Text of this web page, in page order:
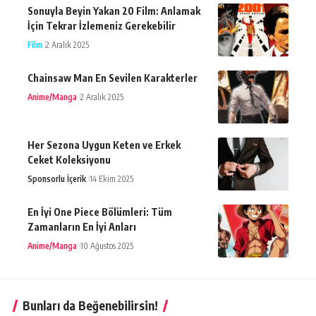
Sonuyla Beyin Yakan 20 Film: Anlamak
İçin Tekrar İzlemeniz Gerekebilir
Film 2 Aralık 2025
Chainsaw Man En Sevilen Karakterler
Anime/Manga 2 Aralık 2025
Her Sezona Uygun Keten ve Erkek
Ceket Koleksiyonu
Sponsorlu İçerik 14 Ekim 2025
En İyi One Piece Bölümleri: Tüm
Zamanların En İyi Anları
Anime/Manga 10 Ağustos 2025
Bunları da Beğenebilirsin!